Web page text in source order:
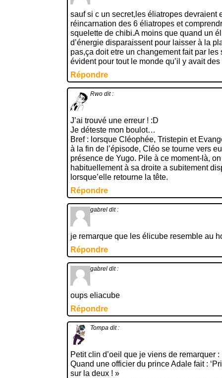
sauf si c un secret,les éliatropes devraient
réincarnation des 6 éliatropes et
squelette de chibi.A moins que quand un
d’énergie disparaissent pour laisser à la
pas,ça doit etre un changement fait par les
évident pour tout le monde qu’il y avait
Répondre
Rwo dit :
J’ai trouvé une erreur ! :D
Je déteste mon boulot…
Bref : lorsque Cléophée, Tristepin et
à la fin de l’épisode, Cléo se tourne vers
présence de Yugo. Pile à ce moment-là,
habituellement à sa droite a subitement
lorsque’elle retourne la tête.
Répondre
gabrel dit :
je remarque que les élicube resemble au
Répondre
gabrel dit :
oups eliacube
Répondre
Tompa dit :
Petit clin d’oeil que je viens de remarquer :
Quand une officier du prince Adale fait :
sur la deux ! »